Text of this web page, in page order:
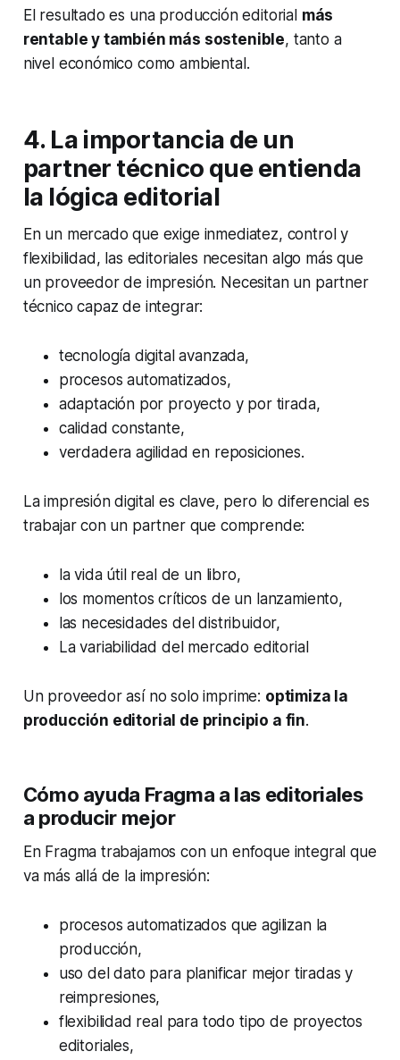
El resultado es una producción editorial más
rentable y también más sostenible, tanto a
nivel económico como ambiental.
4. La importancia de un
partner técnico que entienda
la lógica editorial
En un mercado que exige inmediatez, control y
flexibilidad, las editoriales necesitan algo más que
un proveedor de impresión. Necesitan un partner
técnico capaz de integrar:
tecnología digital avanzada,
procesos automatizados,
adaptación por proyecto y por tirada,
calidad constante,
verdadera agilidad en reposiciones.
La impresión digital es clave, pero lo diferencial es
trabajar con un partner que comprende:
la vida útil real de un libro,
los momentos críticos de un lanzamiento,
las necesidades del distribuidor,
La variabilidad del mercado editorial
Un proveedor así no solo imprime: optimiza la
producción editorial de principio a fin.
Cómo ayuda Fragma a las editoriales
a producir mejor
En Fragma trabajamos con un enfoque integral que
va más allá de la impresión:
procesos automatizados que agilizan la
producción,
uso del dato para planificar mejor tiradas y
reimpresiones,
flexibilidad real para todo tipo de proyectos
editoriales,